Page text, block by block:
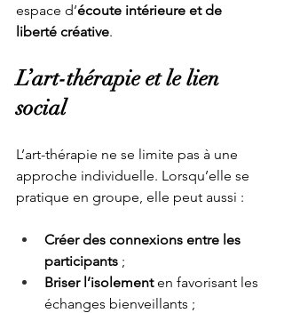
espace d’écoute intérieure et de
liberté créative.
L’art-thérapie et le lien
social
L’art-thérapie ne se limite pas à une
approche individuelle. Lorsqu’elle se
pratique en groupe, elle peut aussi :
Créer des connexions entre les
participants ;
Briser l’isolement en favorisant les
échanges bienveillants ;